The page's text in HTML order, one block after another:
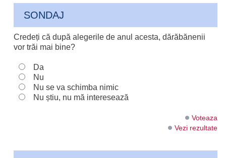
SONDAJ
Credeți că după alegerile de anul acesta, dărăbănenii
vor trăi mai bine?
Da
Nu
Nu se va schimba nimic
Nu știu, nu mă interesează
Voteaza
Vezi rezultate